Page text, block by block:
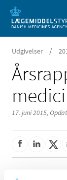
Udgivelser /
17. juni 2015,